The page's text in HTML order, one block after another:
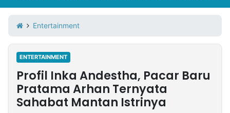
Iklan
Berita
Kami
Nasional
International
Olahraga
Entertainment
Daerah
Pariwisata
Kuliner
Kolom
Entertainment
ENTERTAINMENT
Profil Inka Andestha, Pacar Baru
Pratama Arhan Ternyata
Sahabat Mantan Istrinya